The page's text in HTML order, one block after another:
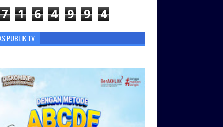
7 1 6 4 9 9 4
PUBLIK TV